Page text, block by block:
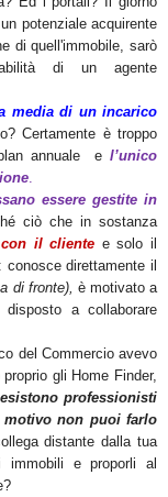
potenziale acquirente
di quell'immobile, sarò
di un agente
media di un incarico
Certamente è troppo
annuale e l’unico
essere gestite in
ciò che in sostanza
il cliente e solo il
conosce direttamente il
di fronte), è motivato a
a collaborare
del Commercio avevo
gli Home Finder,
professionisti
motivo non puoi farlo
distante dalla tua
e proporli al